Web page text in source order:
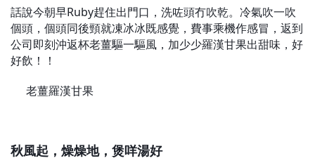
話說今朝早Ruby趕住出門口，洗咗頭冇吹乾。冷氣吹一吹
個頭，個頭同後頸就凍冰冰既感覺，費事乘機作感冒，返到
公司即刻沖返杯老薑驅一驅風，加少少羅漢甘果出甜味，好
好飲！！
老薑羅漢甘果
秋風起，燥燥地， 煲咩湯好